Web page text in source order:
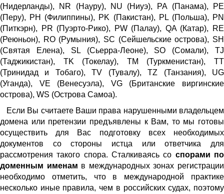
(Нидерланды), NR (Науру), NU (Ниуэ), PA (Панама), PE
(Перу), PH (Филиппины), PK (Пакистан), PL (Польша), PN
(Питкэрн), PR (Пуэрто-Рико), PW (Палау), QA (Катар), RE
(Реюньон), RO (Румыния), SC (Сейшельские острова), SH
(Святая Елена), SL (Сьерра-Леоне), SO (Сомали), TJ
(Таджикистан), TK (Токелау), ТМ (Туркменистан), TT
(Тринидад и Тобаго), TV (Тувалу), TZ (Танзания), UG
(Уганда), VE (Венесуэла), VG (Британские виргинские
острова), WS (Острова Самоа).
Если Вы считаете Ваши права нарушенными владельцем
домена или претензии предъявлены к Вам, то мы готовы
осуществить для Вас подготовку всех необходимых
документов со стороны истца или ответчика для
рассмотрения такого спора. Сталкиваясь со спорами по
доменным именам в международных зонах регистрации
необходимо отметить, что в международной практике
несколько иные правила, чем в российских судах, поэтому